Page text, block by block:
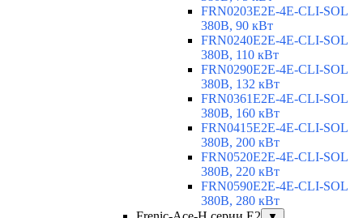
FRN0203E2E-4E-CLI-SOL
380В, 90 кВт
FRN0240E2E-4E-CLI-SOL
380В, 110 кВт
FRN0290E2E-4E-CLI-SOL
380В, 132 кВт
FRN0361E2E-4E-CLI-SOL
380В, 160 кВт
FRN0415E2E-4E-CLI-SOL
380В, 200 кВт
FRN0520E2E-4E-CLI-SOL
380В, 220 кВт
FRN0590E2E-4E-CLI-SOL
380В, 280 кВт